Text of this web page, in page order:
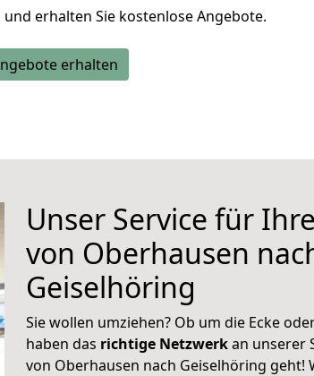
und erhalten Sie kostenlose Angebote.
erhalten
Unser Service für
von Oberhausen
Geiselhöring
Sie wollen umziehen? Ob um die Ecke
haben das richtige Netzwerkan unserer
von Oberhausen nach Geiselhöring geht!